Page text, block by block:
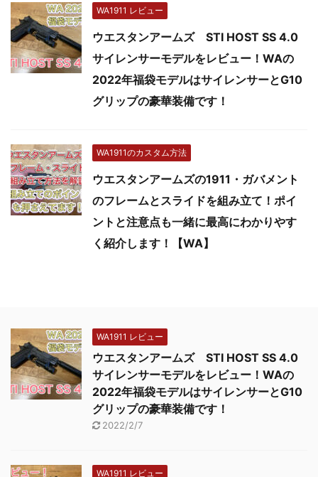
WA1911 レビュー
ウエスタンアームズ STI HOST SS 4.0
サイレンサーモデルをレビュー！WAの
2022年福袋モデルはサイレンサーとG10
グリップの豪華装備です！
WA1911のカスタム方法
ウエスタンアームズの1911・ガバメント
のフレームとスライドを組み立て！ポイ
ントと注意点も一緒に最高にわかりやす
く紹介します！【WA】
WA1911 レビュー
ウエスタンアームズ STI HOST SS 4.0
サイレンサーモデルをレビュー！WAの
2022年福袋モデルはサイレンサーとG10
グリップの豪華装備です！
2022/2/7
WA1911 レビュー